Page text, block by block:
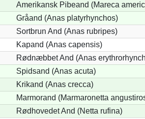
Amerikansk Pibeand (Mareca
Gråand (Anas platyrhynchos)
Sortbrun And (Anas rubripes)
Kapand (Anas capensis)
Rødnæbbet And (Anas
Spidsand (Anas acuta)
Krikand (Anas crecca)
Marmorand (Marmaronetta
Rødhovedet And (Netta rufina)